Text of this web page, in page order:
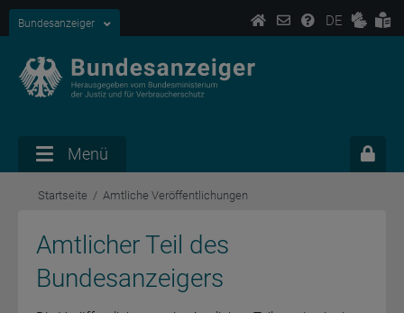
Bundesanzeiger DE
Menü
Startseite Amtliche Veröffentlichungen
Amtlicher Teil des
Bundesanzeigers